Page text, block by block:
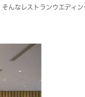
そんなレストランウエディン